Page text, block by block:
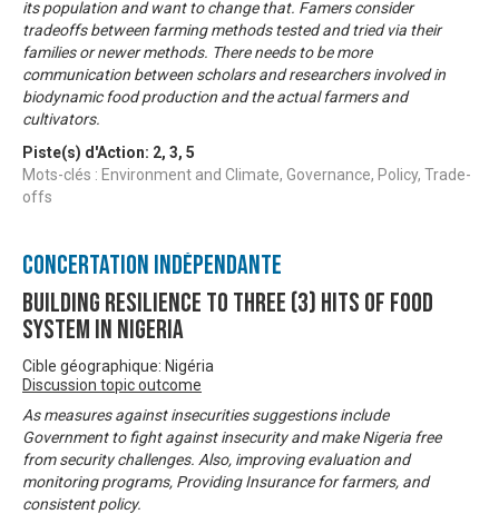
its population and want to change that. Famers consider
tradeoffs between farming methods tested and tried via their
families or newer methods. There needs to be more
communication between scholars and researchers involved in
biodynamic food production and the actual farmers and
cultivators.
Piste(s) d'Action: 2, 3, 5
Mots-clés : Environment and Climate, Governance, Policy, Trade-
offs
Concertation Indépendante
Building resilience to three (3) hits of food
system in Nigeria
Cible géographique: Nigéria
Discussion topic outcome
As measures against insecurities suggestions include
Government to fight against insecurity and make Nigeria free
from security challenges. Also, improving evaluation and
monitoring programs, Providing Insurance for farmers, and
consistent policy.